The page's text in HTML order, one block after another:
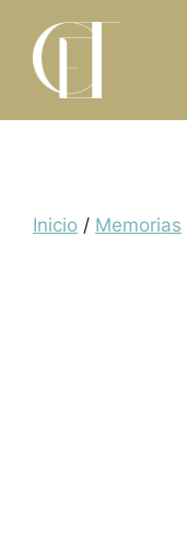
contenido
Inicio / Memorias